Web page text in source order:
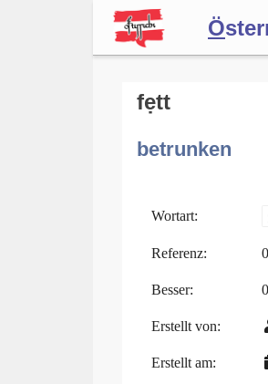
Ö
Forum
Blog
fẹtt
betrunken
Wortart:
Referenz: 0
Besser: 0
Erstellt von:
Erstellt am: